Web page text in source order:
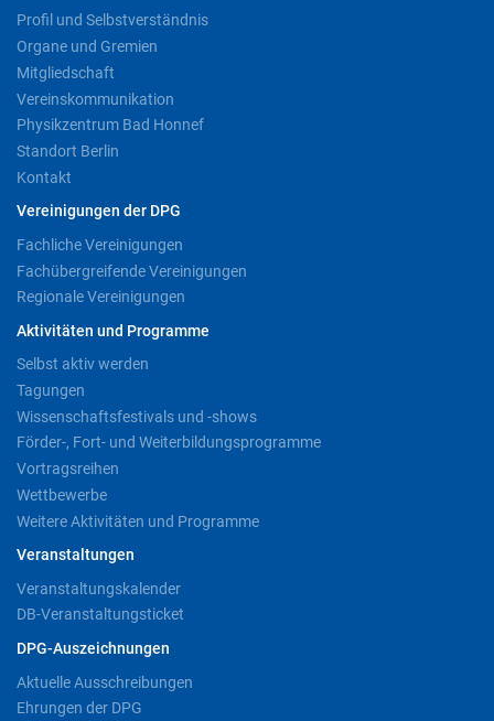
Profil und Selbstverständnis
Organe und Gremien
Mitgliedschaft
Vereinskommunikation
Physikzentrum Bad Honnef
Standort Berlin
Kontakt
Vereinigungen der DPG
Fachliche Vereinigungen
Fachübergreifende Vereinigungen
Regionale Vereinigungen
Aktivitäten und Programme
Selbst aktiv werden
Tagungen
Wissenschaftsfestivals und -shows
Förder-, Fort- und Weiterbildungsprogramme
Vortragsreihen
Wettbewerbe
Weitere Aktivitäten und Programme
Veranstaltungen
Veranstaltungskalender
DB-Veranstaltungsticket
DPG-Auszeichnungen
Aktuelle Ausschreibungen
Ehrungen der DPG